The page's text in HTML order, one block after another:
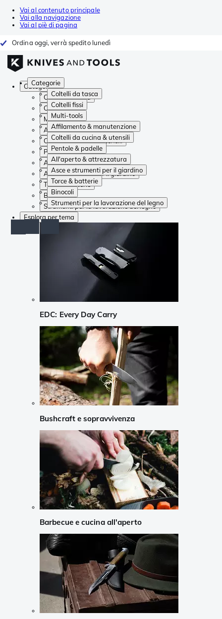
Vai al contenuto principale
Vai alla navigazione
Vai al piè di pagina
Ordina oggi, verrà spedito lunedì
Categorie
Coltelli da tasca
Coltelli fissi
Multi-tools
Affilamento & manutenzione
Coltelli da cucina & utensili
Pentole & padelle
All'aperto & attrezzatura
Asce e strumenti per il giardino
Torce & batterie
Binocoli
Strumenti per la lavorazione del legno
Categorie
Coltelli da tasca
Coltelli fissi
Multi-tools
Affilamento & manutenzione
Coltelli da cucina & utensili
Pentole & padelle
All'aperto & attrezzatura
Asce e strumenti per il giardino
Torce & batterie
Binocoli
Strumenti per la lavorazione del legno
Esplora per tema
EDC: Every Day Carry
Bushcraft e sopravvivenza
Barbecue e cucina all'aperto